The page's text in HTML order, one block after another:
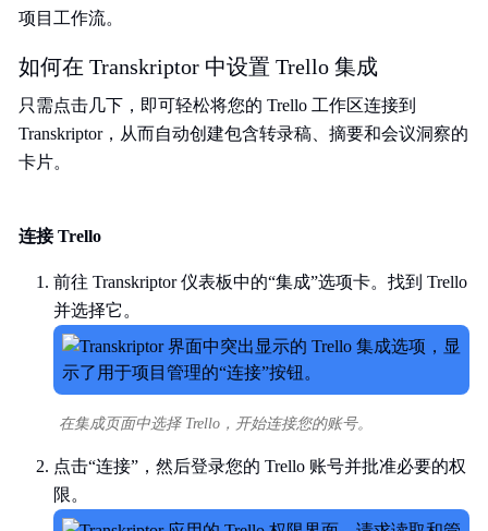
项目工作流。
如何在 Transkriptor 中设置 Trello 集成
只需点击几下，即可轻松将您的 Trello 工作区连接到
Transkriptor，从而自动创建包含转录稿、摘要和会议洞察的
卡片。
连接 Trello
前往 Transkriptor 仪表板中的“集成”选项卡。找到 Trello
并选择它。
在集成页面中选择 Trello，开始连接您的账号。
点击“连接”，然后登录您的 Trello 账号并批准必要的权
限。